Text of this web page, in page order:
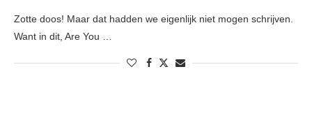
Zotte doos! Maar dat hadden we eigenlijk niet mogen schrijven.
Want in dit, Are You …